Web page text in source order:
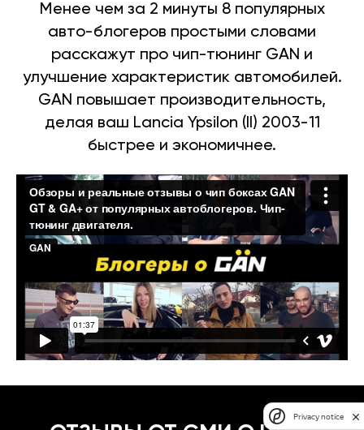
Менее чем за 2 минуты 8 популярных
авто-блогеров простыми словами
расскажут про чип-тюнинг GAN и
улучшение характеристик автомобилей.
GAN повышает производительность,
делая ваш Lancia Ypsilon (II) 2003-11
быстрее и экономичнее.
Privacy notice